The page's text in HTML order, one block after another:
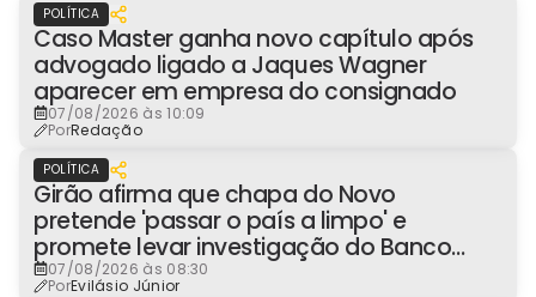
POLÍTICA
Caso Master ganha novo capítulo após
advogado ligado a Jaques Wagner
aparecer em empresa do consignado
07/08/2026 às 10:09
PorRedação
POLÍTICA
Girão afirma que chapa do Novo
pretende 'passar o país a limpo' e
promete levar investigação do Banco
Master à Presidência
07/08/2026 às 08:30
PorEvilásio Júnior